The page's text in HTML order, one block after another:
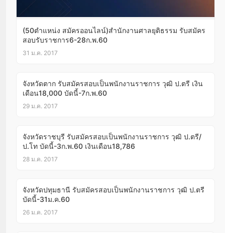
(50ตำแหน่ง สมัครออนไลน์)สำนักงานศาลยุติธรรม รับสมัคร
สอบรับราชการ6-28ก.พ.60
31 ม.ค. 2017
จังหวัดตาก รับสมัครสอบเป็นพนักงานราชการ วุฒิ ป.ตรี เงิน
เดือน18,000 บัดนี้-7ก.พ.60
29 ม.ค. 2017
จังหวัดราชบุรี รับสมัครสอบเป็นพนักงานราชการ วุฒิ ป.ตรี/
ป.โท บัดนี้-3ก.พ.60 เงินเดือน18,786
28 ม.ค. 2017
จังหวัดปทุมธานี รับสมัครสอบเป็นพนักงานราชการ วุฒิ ป.ตรี
บัดนี้-31ม.ค.60
26 ม.ค. 2017